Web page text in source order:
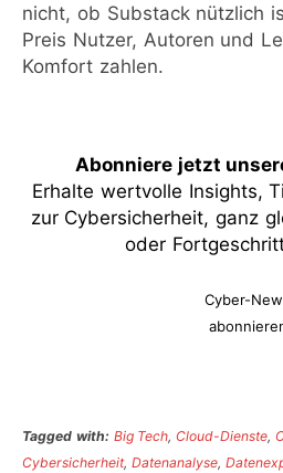
nicht, ob Substack nützlich
Preis Nutzer, Autoren und
Komfort zahlen.
Abonniere jetzt
Erhalte wertvolle Insights,
zur Cybersicherheit, ganz
oder
Cyber-
Tagged with: Big Tech, Cloud-Dienste,
Cybersicherheit, Datenanalyse,